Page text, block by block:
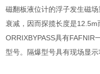
磁翻板液位计的浮子发生磁
衰减，因而探揽长度是
ORRIXBYPASS具有FAFNIR
型号。隔爆型号具有现场显示